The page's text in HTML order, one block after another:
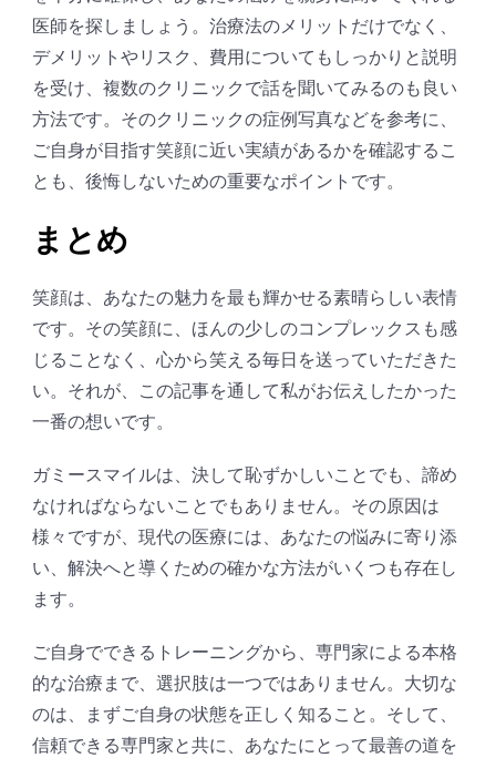
医師を探しましょう。治療法のメリットだけでなく、
デメリットやリスク、費用についてもしっかりと説明
を受け、複数のクリニックで話を聞いてみるのも良い
方法です。そのクリニックの症例写真などを参考に、
ご自身が目指す笑顔に近い実績があるかを確認するこ
とも、後悔しないための重要なポイントです。
まとめ
笑顔は、あなたの魅力を最も輝かせる素晴らしい表情
です。その笑顔に、ほんの少しのコンプレックスも感
じることなく、心から笑える毎日を送っていただきた
い。それが、この記事を通して私がお伝えしたかった
一番の想いです。
ガミースマイルは、決して恥ずかしいことでも、諦め
なければならないことでもありません。その原因は
様々ですが、現代の医療には、あなたの悩みに寄り添
い、解決へと導くための確かな方法がいくつも存在し
ます。
ご自身でできるトレーニングから、専門家による本格
的な治療まで、選択肢は一つではありません。大切な
のは、まずご自身の状態を正しく知ること。そして、
信頼できる専門家と共に、あなたにとって最善の道を